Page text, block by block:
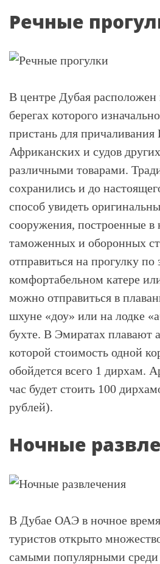
Речные
В центре Дубая
берегах которого
пристань для
Африканских и судов
различными товарами.
сохранились и до
способ увидеть
сооружения, построенные в
таможенных и оборонных
отправиться на прогулку по
комфортабельном катере
можно отправиться в
шхуне «доу» или на лодке
бухте. В Эмиратах плавают
которой стоимость одной
обойдется всего 1 дирхам.
час будет стоить 100
рублей).
Ночные
В Дубае ОАЭ в ночное
туристов открыто
самыми популярными